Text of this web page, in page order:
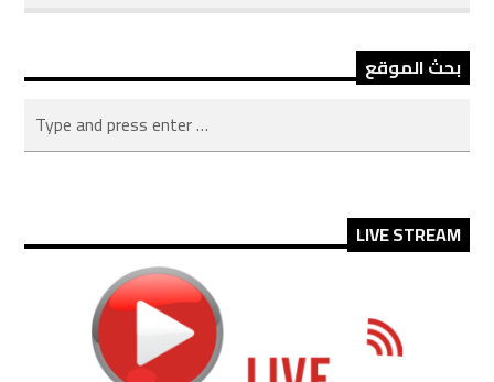
بحث الموقع
LIVE STREAM